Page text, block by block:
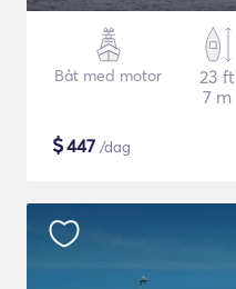
Båt med motor
23 ft
7 m
$447 /dag